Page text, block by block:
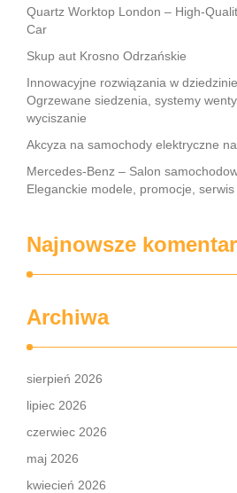
Quartz Worktop London – High-
Car
Skup aut Krosno Odrzańskie
Innowacyjne rozwiązania w
Ogrzewane siedzenia, systemy
wyciszanie
Akcyza na samochody elektryczne
Mercedes-Benz – Salon
Eleganckie modele, promocje, serwis
Najnowsze
Archiwa
sierpień 2026
lipiec 2026
czerwiec 2026
maj 2026
kwiecień 2026